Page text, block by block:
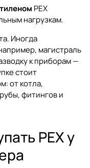
PEX
нагрузкам.
Иногда
магистраль
к приборам —
стоит
от котла,
фитингов и
PEX у